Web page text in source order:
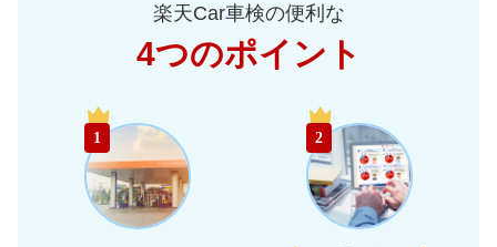
長野県 69,520円
新潟県 72,950 円
富山県 店舗を探す
石川県 店舗を探す
福井県 店舗を探す
楽天Car車検の便利な
4つのポイント
1 2